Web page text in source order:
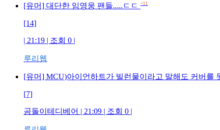
[유머] 대단한 임영웅 팬들.....ㄷㄷ +11
[14]
| 21:19 | 조회 0 |
루리웹
[유머] MCU)아이언하트가 빌런물이라고 말해도 커버를
[7]
곰돌이테디베어 | 21:09 | 조회 0 |